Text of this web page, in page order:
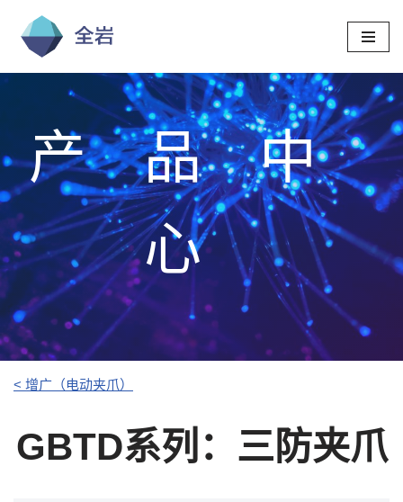
跳
至
产品中
心
< 增广（电动夹爪）
GBTD系列：三防夹爪